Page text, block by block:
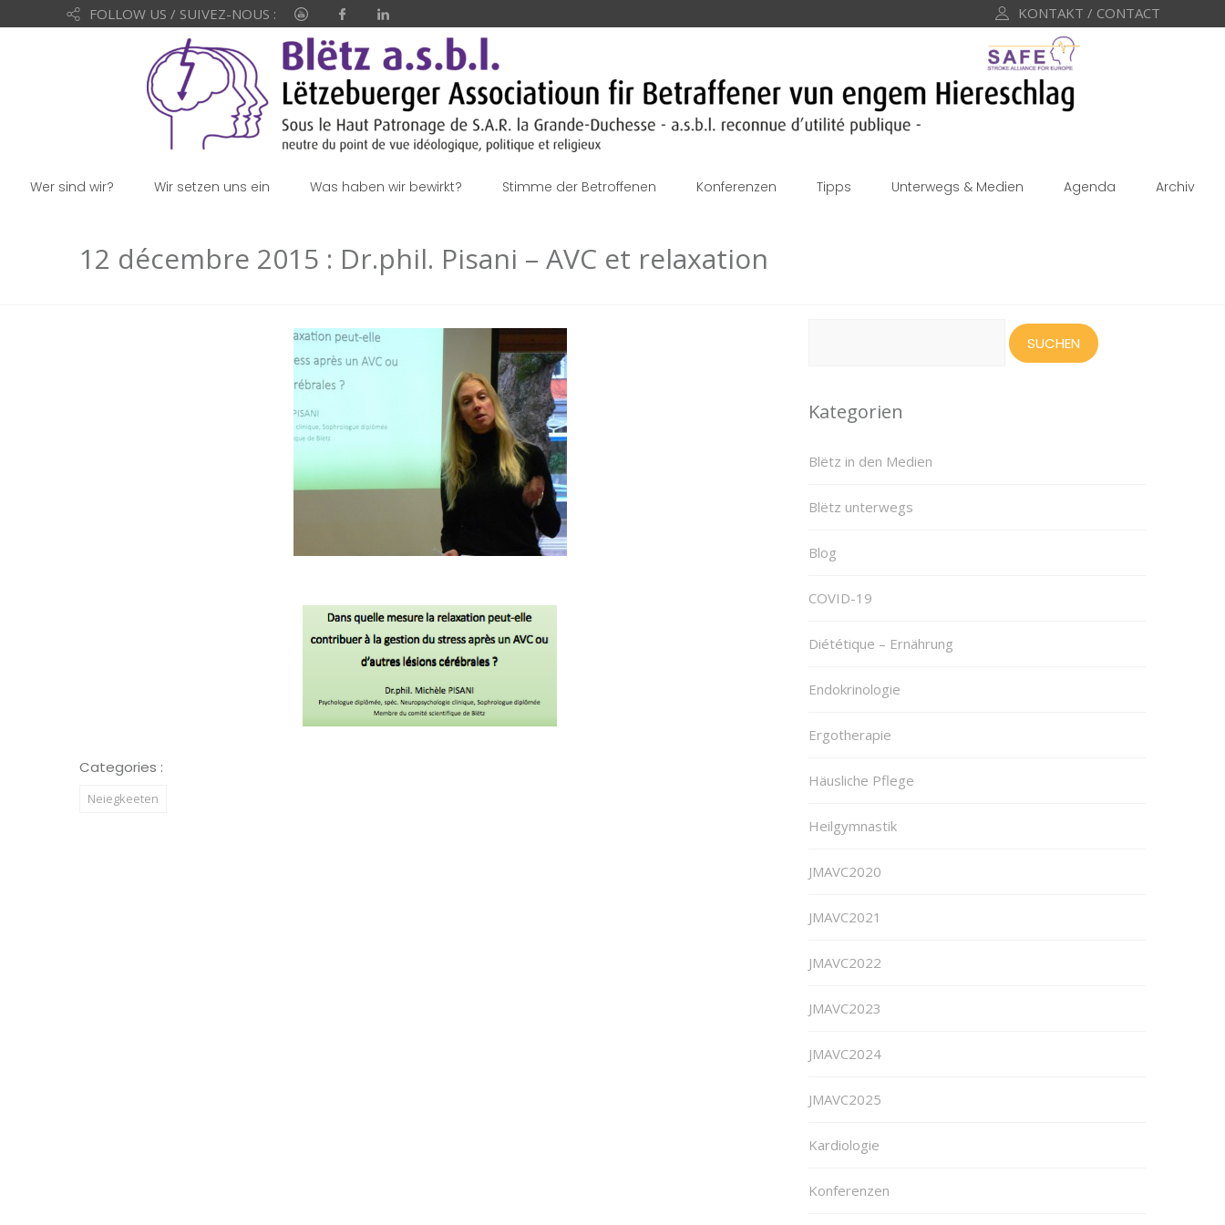
FOLLOW US / SUIVEZ-NOUS : KONTAKT / CONTACT
Wer sind wir? Wir setzen uns ein Was haben wir bewirkt? Stimme der Betroffenen Konferenzen Tipps Unterwegs & Medien Agenda Archiv
12 décembre 2015 : Dr.phil. Pisani – AVC et relaxation
Categories :
Neiegkeeten
Kategorien
Blëtz in den Medien
Blëtz unterwegs
Blog
COVID-19
Diététique – Ernährung
Endokrinologie
Ergotherapie
Häusliche Pflege
Heilgymnastik
JMAVC2020
JMAVC2021
JMAVC2022
JMAVC2023
JMAVC2024
JMAVC2025
Kardiologie
Konferenzen